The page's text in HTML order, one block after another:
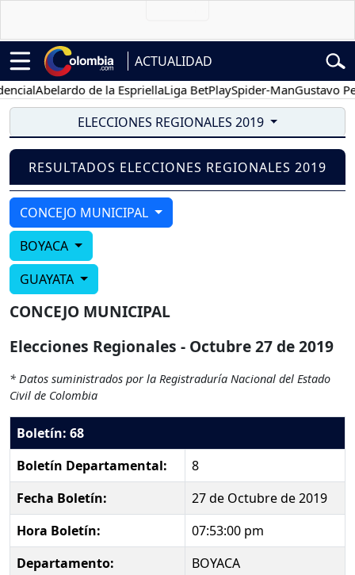
ACTUALIDAD
Abelardo de la EspriellaLiga BetPlaySpider-ManGustavo
ELECCIONES REGIONALES 2019
RESULTADOS ELECCIONES REGIONALES 2019
CONCEJO MUNICIPAL
BOYACA
GUAYATA
CONCEJO MUNICIPAL
Elecciones Regionales - Octubre 27 de 2019
* Datos suministrados por la Registraduría Nacional del Estado
Civil de Colombia
Boletín: 68
Boletín Departamental:
8
Fecha Boletín:
27 de Octubre de 2019
Hora Boletín:
07:53:00 pm
Departamento:
BOYACA